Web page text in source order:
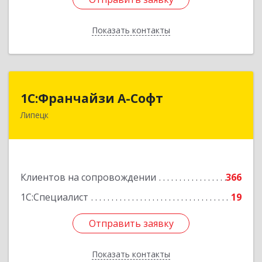
Показать контакты
Назад
1С:Франчайзи А-Софт
Липецк
Клиентов на сопровождении
366
1С:Специалист
19
Отправить заявку
Показать контакты
1С:Франчайзи А-Софт
398059, Липецкая обл, Липецк г, Фрунзе ул,
Отправить заявку
Назад